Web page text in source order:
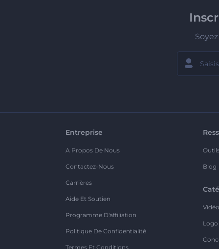
Entreprise
A Propos De Nous
Contactez-Nous
Carrières
Aide Et Soutien
Programme D'affiliation
Politique De Confidentialité
Termes Et Conditions
Blog
Vidéo
Logo